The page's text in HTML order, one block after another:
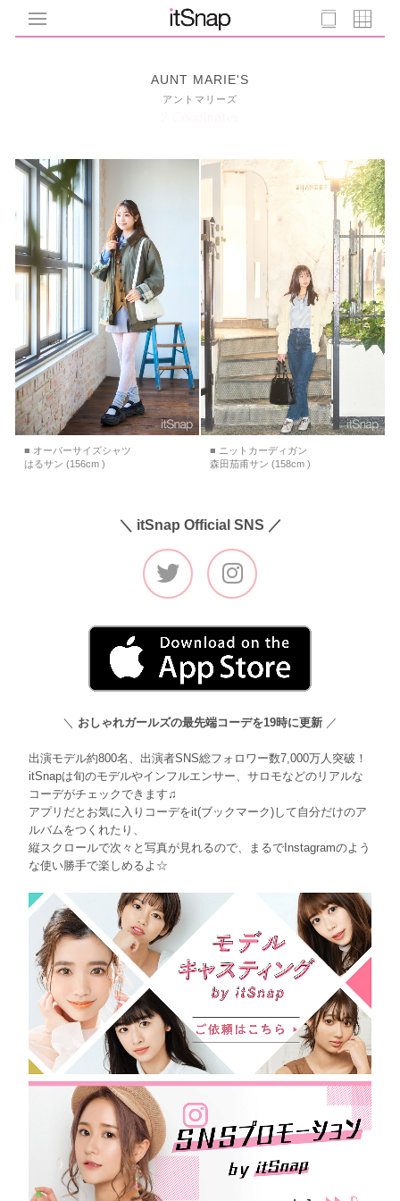
AUNT MARIE'S
アントマリーズ
2 Coodinates
■ オーバーサイズシャツ
はるサン (156cm )
■ ニットカーディガン
森田茄甫サン (158cm )
＼ itSnap Official SNS ／
＼ おしゃれガールズの最先端コーデを19時に更新 ／
出演モデル約800名、出演者SNS総フォロワー数7,000万人突破！
itSnapは旬のモデルやインフルエンサー、サロモなどのリアルな
コーデがチェックできます♫
アプリだとお気に入りコーデをit(ブックマーク)して自分だけのア
ルバムをつくれたり、
縦スクロールで次々と写真が見れるので、まるでInstagramのよう
な使い勝手で楽しめるよ☆